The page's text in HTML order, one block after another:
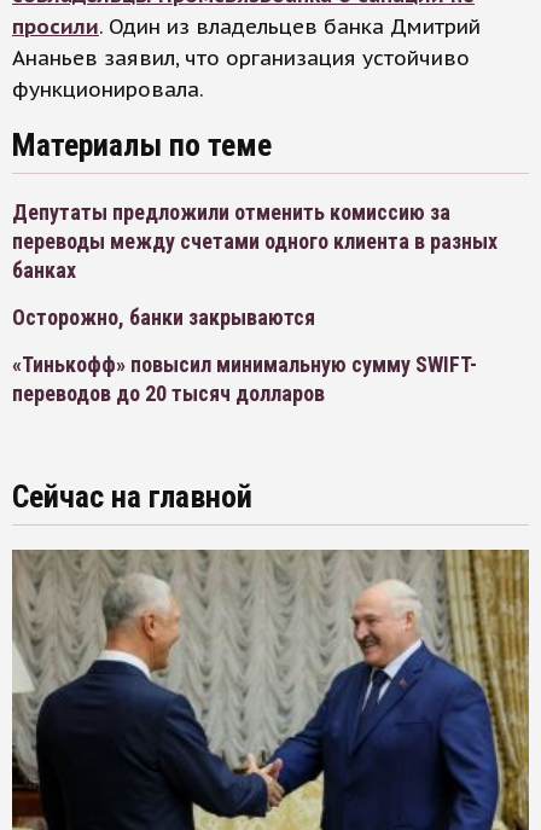
просили. Один из владельцев банка Дмитрий
Ананьев заявил, что организация устойчиво
функционировала.
Материалы по теме
Депутаты предложили отменить комиссию за
переводы между счетами одного клиента в разных
банках
Осторожно, банки закрываются
«Тинькофф» повысил минимальную сумму SWIFT-
переводов до 20 тысяч долларов
Сейчас на главной